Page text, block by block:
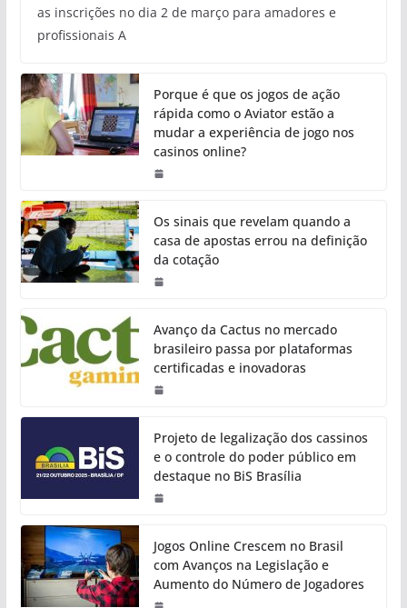
as inscrições no dia 2 de março para amadores e
profissionais A
Porque é que os jogos de ação
rápida como o Aviator estão a
mudar a experiência de jogo nos
casinos online?
Os sinais que revelam quando a
casa de apostas errou na definição
da cotação
Avanço da Cactus no mercado
brasileiro passa por plataformas
certificadas e inovadoras
Projeto de legalização dos cassinos
e o controle do poder público em
destaque no BiS Brasília
Jogos Online Crescem no Brasil
com Avanços na Legislação e
Aumento do Número de Jogadores